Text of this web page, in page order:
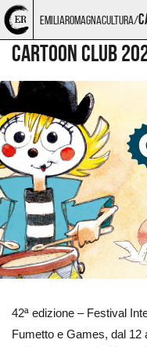
Torna
alla
home
page
Cerca
nel
sito
Salta
ai
contenuti
Salta
al
menu
principale
emiliaromagnacultura/
CINEMA
CARTOON CLUB
42ª edizione – Festival
Fumetto e Games, dal 12